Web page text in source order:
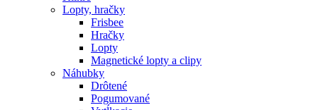
Lopty, hračky
Frisbee
Hračky
Lopty
Magnetické lopty a clipy
Náhubky
Drôtené
Pogumované